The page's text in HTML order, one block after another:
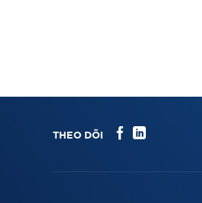
THEO DÕI